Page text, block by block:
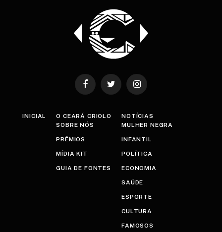
FacebookTwitter Instagram
INICIAL
O CEARÁ CRIOLO
SOBRE NÓS
PRÊMIOS
MÍDIA KIT
GUIA DE FONTES
NOTÍCIAS
MULHER NEGRA
INFANTIL
POLÍTICA
ECONOMIA
SAÚDE
ESPORTE
CULTURA
FAMOSOS